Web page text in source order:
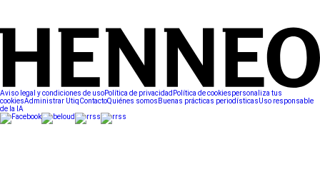
Aviso legal y condiciones de usoPolítica de privacidad Política de cookiespersonaliza tus
cookiesAdministrar UtiqContactoQuiénes somos Buenas prácticas periodísticasUso responsable
de la IA